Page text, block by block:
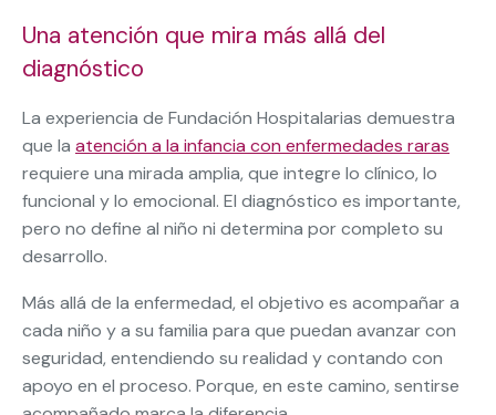
Una atención que mira más allá del
diagnóstico
La experiencia de Fundación Hospitalarias demuestra
que la atención a la infancia con enfermedades raras
requiere una mirada amplia, que integre lo clínico, lo
funcional y lo emocional. El diagnóstico es importante,
pero no define al niño ni determina por completo su
desarrollo.
Más allá de la enfermedad, el objetivo es acompañar a
cada niño y a su familia para que puedan avanzar con
seguridad, entendiendo su realidad y contando con
apoyo en el proceso. Porque, en este camino, sentirse